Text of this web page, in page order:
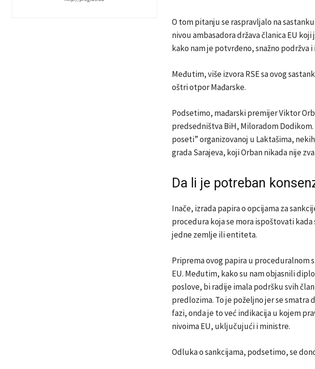
O tom pitanju se raspravljalo na
nivou ambasadora država članica EU
kako nam je potvrđeno, snažno podržva
Međutim, više izvora RSE sa ovog
oštri otpor Mađarske.
Podsetimo, mađarski premijer Viktor
predsedništva BiH, Miloradom
poseti” organizovanoj u Laktašima,
grada Sarajeva, koji Orban nikada nije
Da li je potreban
Inače, izrada papira o opcijama za
procedura koja se mora ispoštovati
jedne zemlje ili entiteta.
Priprema ovog papira u proceduralnom
EU. Međutim, kako su nam objasnili
poslove, bi radije imala podršku svih
predlozima. To je poželjno jer se smatra
fazi, onda je to već indikacija u kojem
nivoima EU, uključujući i ministre.
Odluka o sankcijama, podsetimo, se